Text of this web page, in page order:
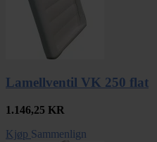
Lamellventil VK 250 flat
1.146,25 KR
Kjøp Sammenlign